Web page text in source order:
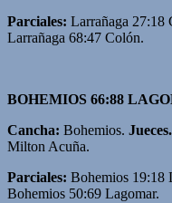
Parciales: Larrañaga 27:18
Larrañaga 68:47 Colón.
BOHEMIOS 66:88
Cancha: Bohemios. Jueces.
Milton Acuña.
Parciales: Bohemios 19:18
Bohemios 50:69 Lagomar.